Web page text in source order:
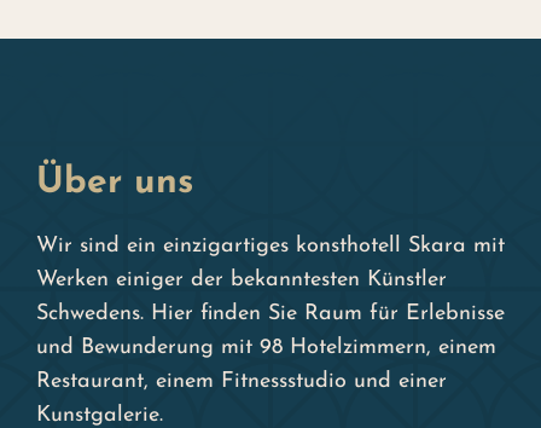
Über uns
Wir sind ein einzigartiges konsthotell Skara mit
Werken einiger der bekanntesten Künstler
Schwedens. Hier finden Sie Raum für Erlebnisse
und Bewunderung mit 98 Hotelzimmern, einem
Restaurant, einem Fitnessstudio und einer
Kunstgalerie.